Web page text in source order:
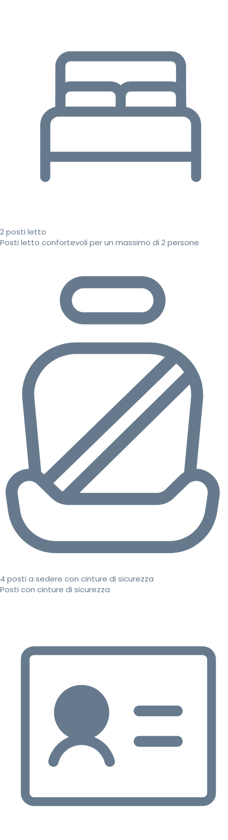
2 posti letto
Posti letto confortevoli per un massimo di 2 persone
4 posti a sedere con cinture di sicurezza
Posti con cinture di sicurezza